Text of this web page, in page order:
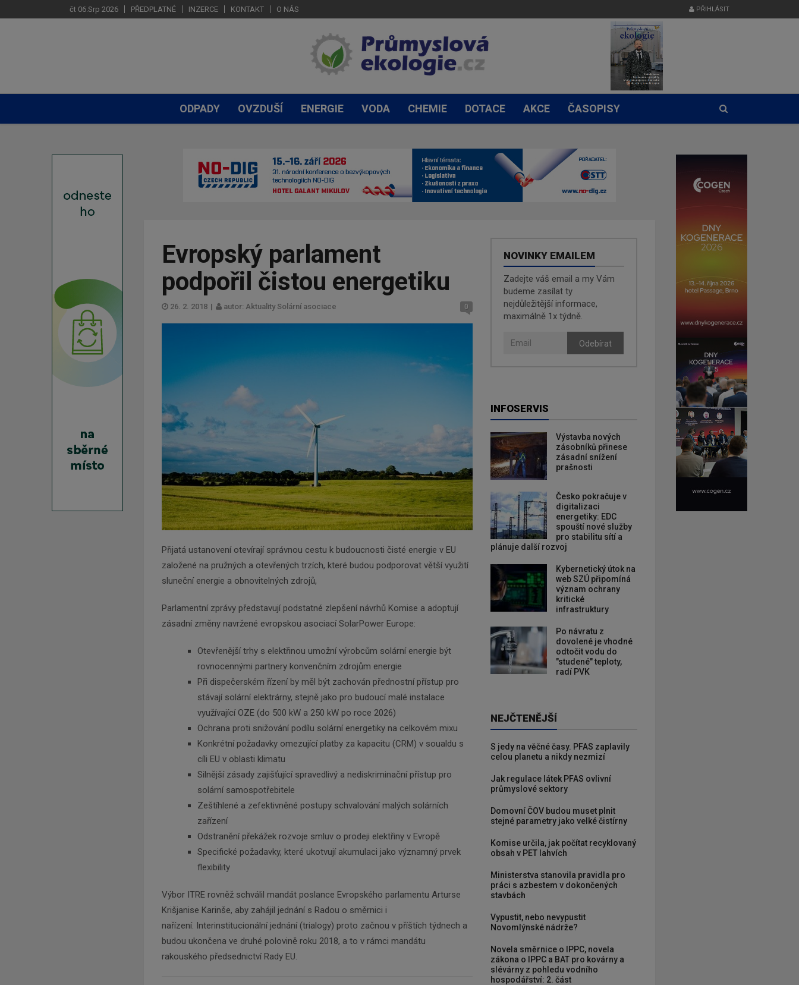
čt 06.Srp 2026 PŘEDPLATNÉ INZERCE KONTAKT O NÁS PŘIHLÁSIT
ODPADY OVZDUŠÍ ENERGIE VODA CHEMIE DOTACE AKCE ČASOPISY
Evropský parlament
podpořil čistou energetiku
26. 2. 2018 | autor: Aktuality Solární asociace 0
Přijatá ustanovení otevírají správnou cestu k budoucnosti čisté energie v EU
založené na pružných a otevřených trzích, které budou podporovat větší využití
sluneční energie a obnovitelných zdrojů,
Parlamentní zprávy představují podstatné zlepšení návrhů Komise a adoptují
zásadní změny navržené evropskou asociací SolarPower Europe:
Otevřenější trhy s elektřinou umožní výrobcům solární energie být
rovnocennými partnery konvenčním zdrojům energie
Při dispečerském řízení by měl být zachován přednostní přístup pro
stávají solární elektrárny, stejně jako pro budoucí malé instalace
využívající OZE (do 500 kW a 250 kW po roce 2026)
Ochrana proti snižování podílu solární energetiky na celkovém mixu
Konkrétní požadavky omezující platby za kapacitu (CRM) v soualdu s
cíli EU v oblasti klimatu
Silnější zásady zajišťující spravedlivý a nediskriminační přístup pro
solární samospotřebitele
Zeštíhlené a zefektivněné postupy schvalování malých solárních
zařízení
Odstranění překážek rozvoje smluv o prodeji elektřiny v Evropě
Specifické požadavky, které ukotvují akumulaci jako významný prvek
flexibility
Výbor ITRE rovněž schválil mandát poslance Evropského parlamentu Arturse
Krišjanise Karinše, aby zahájil jednání s Radou o směrnici i
nařízení. Interinstitucionální jednání (trialogy) proto začnou v příštích týdnech a
budou ukončena ve druhé polovině roku 2018, a to v rámci mandátu
rakouského předsednictví Rady EU.
NOVINKY EMAILEM
Zadejte váš email a my Vám
budeme zasílat ty
nejdůležitější informace,
maximálně 1x týdně.
Odebírat
INFOSERVIS
Výstavba nových
zásobníků přinese
zásadní snížení
prašnosti
Česko pokračuje v
digitalizaci
energetiky: EDC
spouští nové služby
pro stabilitu sítí a
plánuje další rozvoj
Kybernetický útok na
web SZÚ připomíná
význam ochrany
kritické
infrastruktury
Po návratu z
dovolené je vhodné
odtočit vodu do
"studené" teploty,
radí PVK
NEJČTENĚJŠÍ
S jedy na věčné časy. PFAS zaplavily
celou planetu a nikdy nezmizí
Jak regulace látek PFAS ovlivní
průmyslové sektory
Domovní ČOV budou muset plnit
stejné parametry jako velké čistírny
Komise určila, jak počítat recyklovaný
obsah v PET lahvích
Ministerstva stanovila pravidla pro
práci s azbestem v dokončených
stavbách
Vypustit, nebo nevypustit
Novomlýnské nádrže?
Novela směrnice o IPPC, novela
zákona o IPPC a BAT pro kovárny a
slévárny z pohledu vodního
hospodářství: 2. část